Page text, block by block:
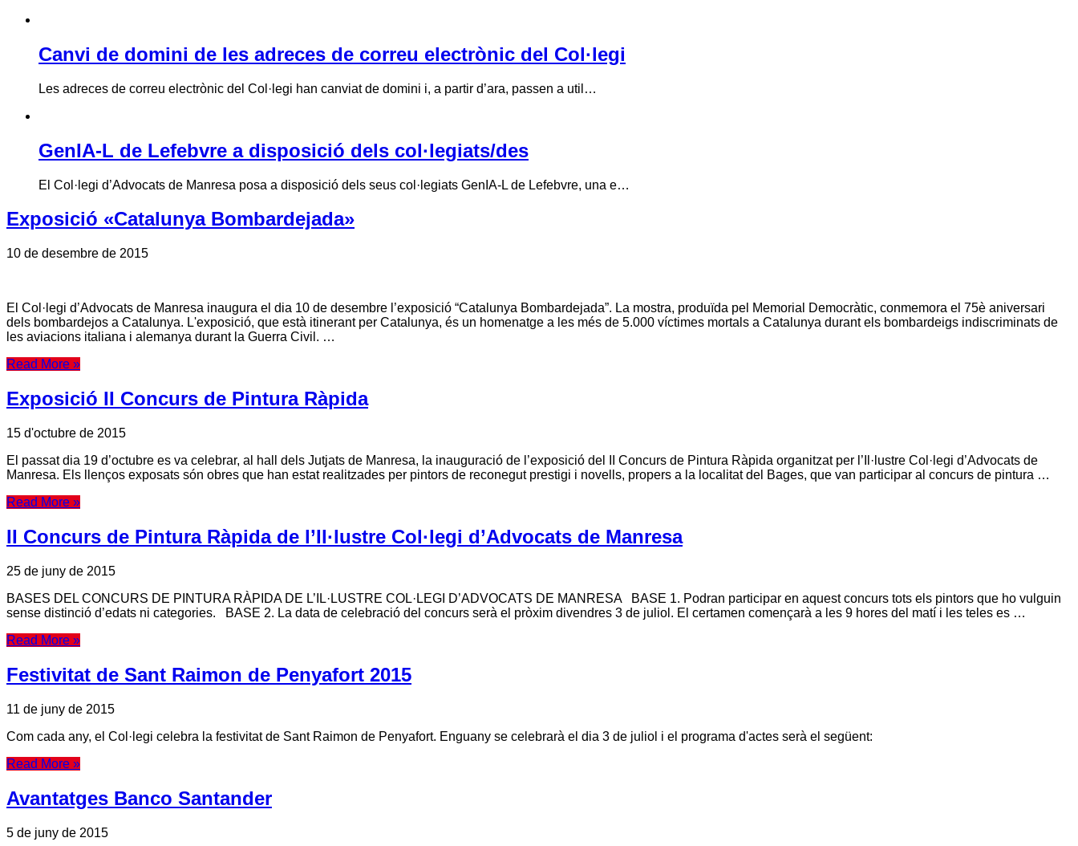
Canvi de domini de les adreces de correu electrònic del Col·legi
Les adreces de correu electrònic del Col·legi han canviat de domini i, a partir d’ara, passen a util…
GenIA-L de Lefebvre a disposició dels col·legiats/des
El Col·legi d’Advocats de Manresa posa a disposició dels seus col·legiats GenIA-L de Lefebvre, una e…
Exposició «Catalunya Bombardejada»
10 de desembre de 2015
El Col·legi d’Advocats de Manresa inaugura el dia 10 de desembre l’exposició “Catalunya Bombardejada”. La mostra, produïda pel Memorial Democràtic, conmemora el 75è aniversari
dels bombardejos a Catalunya. L'exposició, que està itinerant per Catalunya, és un homenatge a les més de 5.000 víctimes mortals a Catalunya durant els bombardeigs indiscriminats de
les aviacions italiana i alemanya durant la Guerra Civil. …
Read More »
Exposició II Concurs de Pintura Ràpida
15 d'octubre de 2015
El passat dia 19 d’octubre es va celebrar, al hall dels Jutjats de Manresa, la inauguració de l’exposició del II Concurs de Pintura Ràpida organitzat per l’Il·lustre Col·legi d’Advocats de
Manresa. Els llenços exposats són obres que han estat realitzades per pintors de reconegut prestigi i novells, propers a la localitat del Bages, que van participar al concurs de pintura …
Read More »
II Concurs de Pintura Ràpida de l’Il·lustre Col·legi d’Advocats de Manresa
25 de juny de 2015
BASES DEL CONCURS DE PINTURA RÀPIDA DE L’IL·LUSTRE COL·LEGI D’ADVOCATS DE MANRESA BASE 1. Podran participar en aquest concurs tots els pintors que ho vulguin
sense distinció d’edats ni categories. BASE 2. La data de celebració del concurs serà el pròxim divendres 3 de juliol. El certamen començarà a les 9 hores del matí i les teles es …
Read More »
Festivitat de Sant Raimon de Penyafort 2015
11 de juny de 2015
Com cada any, el Col·legi celebra la festivitat de Sant Raimon de Penyafort. Enguany se celebrarà el dia 3 de juliol i el programa d'actes serà el següent:
Read More »
Avantatges Banco Santander
5 de juny de 2015